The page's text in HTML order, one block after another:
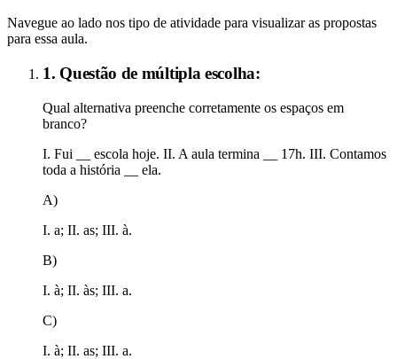
Navegue ao lado nos tipo de atividade para visualizar as propostas
para essa aula.
1. Questão de múltipla escolha:
Qual alternativa preenche corretamente os espaços em
branco?
I. Fui __ escola hoje. II. A aula termina __ 17h. III. Contamos
toda a história __ ela.
A)
I. a; II. as; III. à.
B)
I. à; II. às; III. a.
C)
I. à; II. as; III. a.